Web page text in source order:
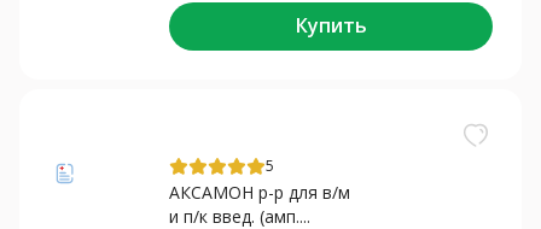
Купить
5
АКСАМОН р-р для в/м
и п/к введ. (амп....